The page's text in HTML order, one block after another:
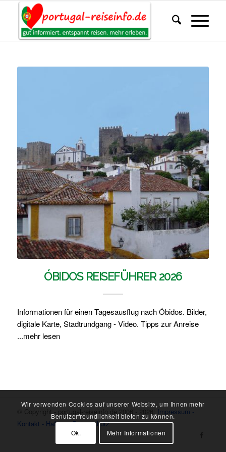
ÓBIDOS REISEFÜHRER 2026
Informationen für einen Tagesausflug nach Óbidos. Bilder,
digitale Karte, Stadtrundgang - Video. Tipps zur Anreise
...mehr lesen
Impressum -
Kontakt - Haftung -Datenschutz
Wir verwenden Cookies auf unserer Website, um Ihnen mehr
Benutzerfreundlichkeit bieten zu können.
Ok.
Mehr Informationen